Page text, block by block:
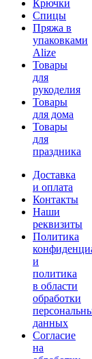
Крючки
Спицы
Пряжа в
упаковками
Alize
Товары
для
рукоделия
Товары
для дома
Товары
для
праздника
Доставка
и оплата
Контакты
Наши
реквизиты
Политика
и
политика
в области
обработки
данных
Согласие
на